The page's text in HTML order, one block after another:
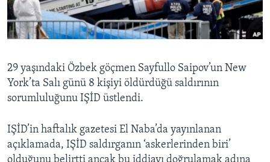
HAYATTAN
SANAT
BIZI TAKIP EDIN
Diller
29 yaşındaki Özbek göçmen Sayfullo Saipov’un New
York’ta Salı günü 8 kişiyi öldürdüğü saldırının
sorumluluğunu IŞİD üstlendi.
IŞİD’in haftalık gazetesi El Naba’da yayınlanan
açıklamada, IŞİD saldırganın ‘askerlerinden biri’